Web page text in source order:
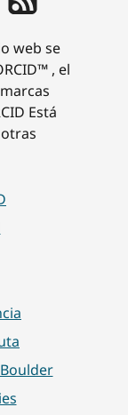
web se
, el
Está